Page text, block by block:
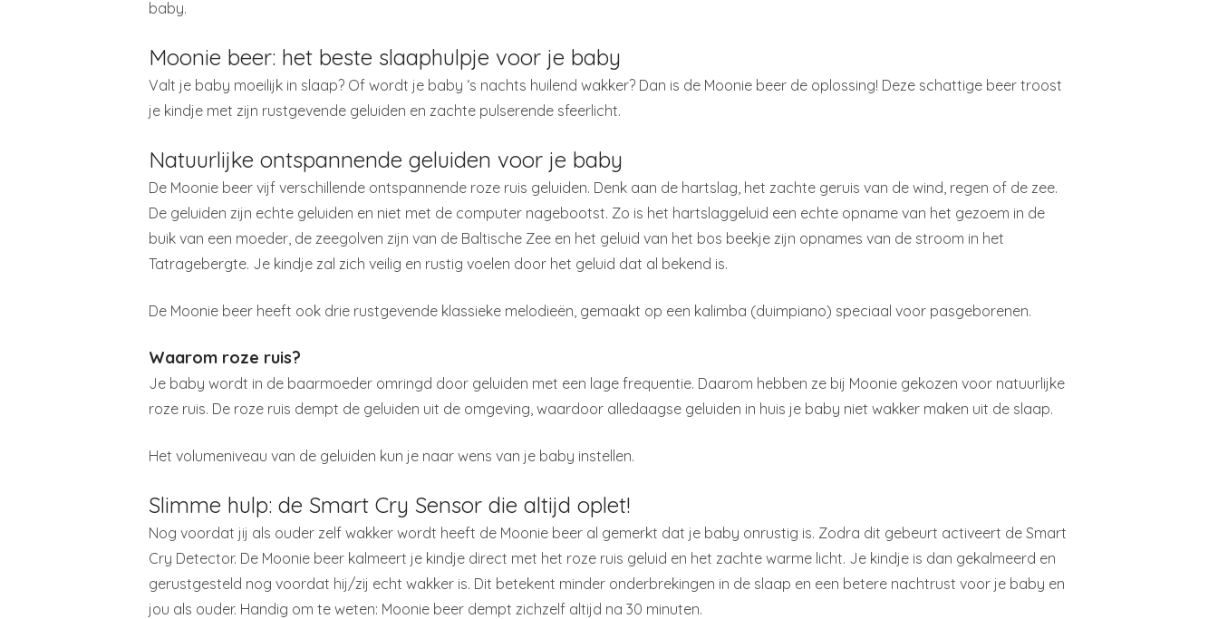
baby.
Moonie beer: het beste slaaphulpje voor je baby
Valt je baby moeilijk in slaap? Of wordt je baby ‘s nachts huilend wakker? Dan is de Moonie beer de oplossing! Deze schattige beer troost
je kindje met zijn rustgevende geluiden en zachte pulserende sfeerlicht.
Natuurlijke ontspannende geluiden voor je baby
De Moonie beer vijf verschillende ontspannende roze ruis geluiden. Denk aan de hartslag, het zachte geruis van de wind, regen of de zee.
De geluiden zijn echte geluiden en niet met de computer nagebootst. Zo is het hartslaggeluid een echte opname van het gezoem in de
buik van een moeder, de zeegolven zijn van de Baltische Zee en het geluid van het bos beekje zijn opnames van de stroom in het
Tatragebergte. Je kindje zal zich veilig en rustig voelen door het geluid dat al bekend is.
De Moonie beer heeft ook drie rustgevende klassieke melodieën, gemaakt op een kalimba (duimpiano) speciaal voor pasgeborenen.
Waarom roze ruis?
Je baby wordt in de baarmoeder omringd door geluiden met een lage frequentie. Daarom hebben ze bij Moonie gekozen voor natuurlijke
roze ruis. De roze ruis dempt de geluiden uit de omgeving, waardoor alledaagse geluiden in huis je baby niet wakker maken uit de slaap.
Het volumeniveau van de geluiden kun je naar wens van je baby instellen.
Slimme hulp: de Smart Cry Sensor die altijd oplet!
Nog voordat jij als ouder zelf wakker wordt heeft de Moonie beer al gemerkt dat je baby onrustig is. Zodra dit gebeurt activeert de Smart
Cry Detector. De Moonie beer kalmeert je kindje direct met het roze ruis geluid en het zachte warme licht. Je kindje is dan gekalmeerd en
gerustgesteld nog voordat hij/zij echt wakker is. Dit betekent minder onderbrekingen in de slaap en een betere nachtrust voor je baby en
jou als ouder. Handig om te weten: Moonie beer dempt zichzelf altijd na 30 minuten.